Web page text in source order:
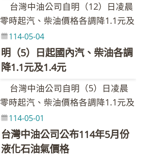
台灣中油公司自明（12）日凌晨
零時起汽、柴油價格各調降1.1元及
1.2元，參考零售價格分別為92無鉛
汽油每公升26.1元、95無鉛汽油每
公升27.6元、98無鉛汽油每公升
台灣中油表示，本週國際油價下
跌、新臺幣兌美元匯率升值，按浮
動油價機制調整原則，汽、柴油每
公升應各調降1.1元及1.2元，已低
於亞洲鄰近國家(日、韓、港、星)，
明（5）日起國內汽、柴油各調
降1.1元及1.4元
114-05-04
台灣中油公司自明（5）日凌晨
零時起汽、柴油價格各調降1.1元及
1.4元，參考零售價格分別為92無鉛
汽油每公升27.2元、95無鉛汽油每
公升28.7元、98無鉛汽油每公升
台灣中油公司公布114年5月份
液化石油氣價格
114-05-01